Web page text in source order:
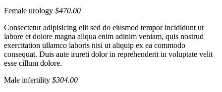
Female urology $470.00
Consectetur adipisicing elit sed do eiusmod tempor incididunt ut
labore et dolore magna aliqua enim adinim veniam, quis nostrud
exercitation ullamco laboris nisi ut aliquip ex ea commodo
consequat. Duis aute irureti dolor in reprehenderit in voluptate velit
esse cillum dolore.
Male infertility $304.00